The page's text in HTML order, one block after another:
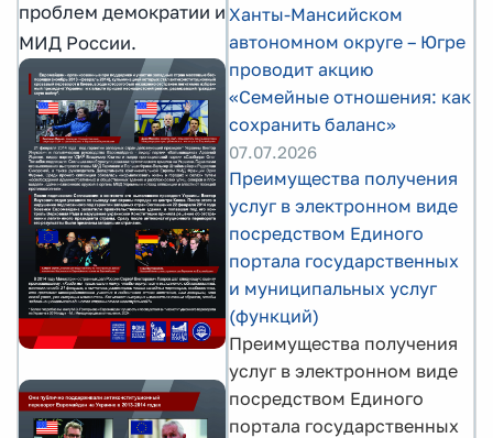
проблем демократии и
МИД России.
Ханты-Мансийском
автономном округе – Югре
проводит акцию
«Семейные отношения: как
сохранить баланс»
07.07.2026
Преимущества получения
услуг в электронном виде
посредством Единого
портала государственных
и муниципальных услуг
(функций)
Преимущества получения
услуг в электронном виде
посредством Единого
портала государственных